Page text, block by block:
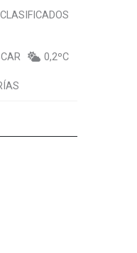
CLASIFICADOS
0,2ºC